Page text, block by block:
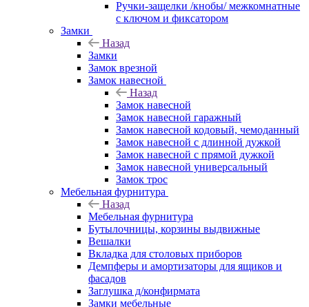
Ручки-защелки /кнобы/ межкомнатные
с ключом и фиксатором
Замки
Назад
Замки
Замок врезной
Замок навесной
Назад
Замок навесной
Замок навесной гаражный
Замок навесной кодовый, чемоданный
Замок навесной с длинной дужкой
Замок навесной с прямой дужкой
Замок навесной универсальный
Замок трос
Мебельная фурнитура
Назад
Мебельная фурнитура
Бутылочницы, корзины выдвижные
Вешалки
Вкладка для столовых приборов
Демпферы и амортизаторы для ящиков и
фасадов
Заглушка д/конфирмата
Замки мебельные